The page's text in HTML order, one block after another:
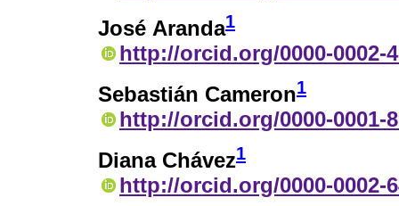
José Aranda1
http://orcid.org/0000-0002-
Sebastián Cameron1
http://orcid.org/0000-0001-
Diana Chávez1
http://orcid.org/0000-0002-